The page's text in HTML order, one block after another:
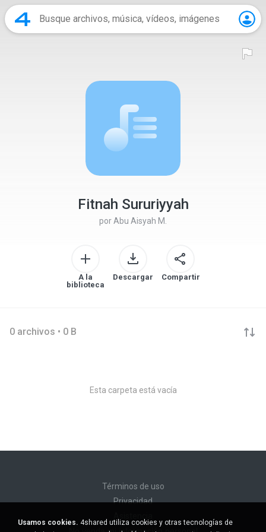
Fitnah Sururiyyah
por Abu Aisyah M.
A la
biblioteca
Descargar Compartir
0 archivos • 0 B
Esta carpeta está vacía
Términos de uso
Privacidad
Usamos cookies. 4shared utiliza cookies y otras tecnologías de